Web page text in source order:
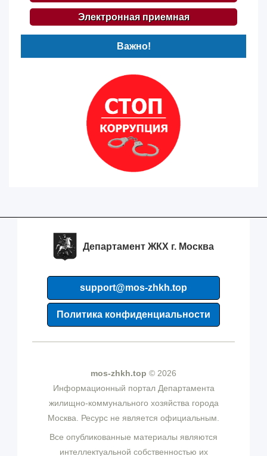
Электронная приемная
Важно!
Департамент ЖКХ г. Москва
support@mos-zhkh.top
Политика конфиденциальности
mos-zhkh.top © 2026
Информационный портал Департамента
жилищно-коммунального хозяйства города
Москва. Ресурс не является официальным.
Все опубликованные материалы являются
интеллектуальной собственностью их